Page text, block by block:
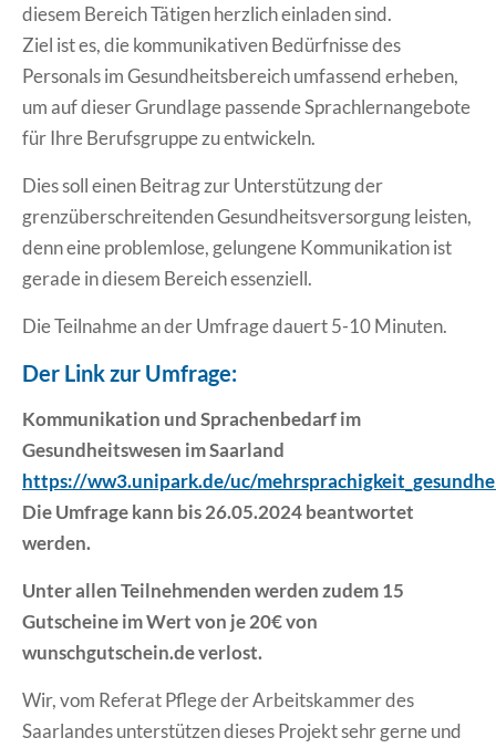
diesem Bereich Tätigen herzlich einladen sind.
Ziel ist es, die kommunikativen Bedürfnisse des
Personals im Gesundheitsbereich umfassend erheben,
um auf dieser Grundlage passende Sprachlernangebote
für Ihre Berufsgruppe zu entwickeln.
Dies soll einen Beitrag zur Unterstützung der
grenzüberschreitenden Gesundheitsversorgung leisten,
denn eine problemlose, gelungene Kommunikation ist
gerade in diesem Bereich essenziell.
Die Teilnahme an der Umfrage dauert 5-10 Minuten.
Der Link zur Umfrage:
Kommunikation und Sprachenbedarf im
Gesundheitswesen im Saarland
https://ww3.unipark.de/uc/
Die Umfrage kann bis 26.05.2024 beantwortet
werden.
Unter allen Teilnehmenden werden zudem 15
Gutscheine im Wert von je 20€ von
wunschgutschein.de verlost.
Wir, vom Referat Pflege der Arbeitskammer des
Saarlandes unterstützen dieses Projekt sehr gerne und